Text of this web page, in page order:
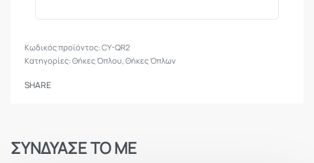
CY-QR2
Κατηγορίες:Θήκες Όπλου, Θήκες Όπλων
SHARE
ΣΥΝΔΥΑΣΕ ΤΟ ΜΕ